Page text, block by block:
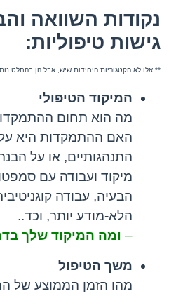
נקודות השוואה
גישות טיפוליות:
** אלו לא הקטגוריות היחידות שיש, אבל הן בהחלט
המיקוד הטיפולי
מה הוא תחום
האם ההתמקדות היא על
התנהגותיים, או על
מיקוד ועבודה עם
הבעיה, עבודה
הלא-מודע יותר, וכד..
– ומה המיקוד שלך
משך הטיפול
מהו הזמן הממוצע של